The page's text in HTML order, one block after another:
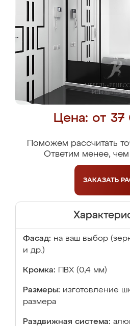
Цена: от
Поможем рассчитать
Ответим менее, чем
ЗАКАЗАТЬ
Фасад: на ваш выбор
и др.)
Кромка: ПВХ (0,4 мм)
Размеры: изготовление
размера
Раздвижная система: